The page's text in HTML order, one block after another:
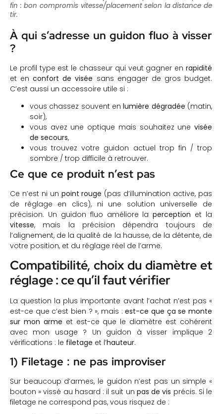
fin : bon compromis vitesse/placement selon la distance de
tir.
À qui s’adresse un guidon fluo à visser
?
Le profil type est le chasseur qui veut gagner en rapidité
et enconfort de visée sans engager de gros budget.
C’est aussi un accessoire utile si :
vous chassez souvent enlumière dégradée (matin,
soir),
vous avez une optique mais souhaitez une visée
de secours,
vous trouvez votre guidon actuel trop fin / trop
sombre / trop difficile à retrouver.
Ce que ce produit n’est pas
Ce n’est ni un point rouge (pas d’illumination active, pas
de réglage en clics), ni une solution universelle de
précision. Un guidon fluo améliore laperception et la
vitesse, mais la précision dépendra toujours de
l’alignement, de la qualité de la hausse, de la détente, de
votre position, et du réglage réel de l’arme.
Compatibilité, choix du diamètre et
réglage : ce qu’il faut vérifier
La question la plus importante avant l’achat n’est pas «
est-ce que c’est bien ? », mais :est-ce que ça se monte
sur mon arme et est-ce que le diamètre est cohérent
avec mon usage ? Un guidon à visser implique 2
vérifications : le filetage et l’hauteur.
1) Filetage : ne pas improviser
Sur beaucoup d’armes, le guidon n’est pas un simple «
bouton » vissé au hasard : il suit un pas de vis précis. Si le
filetage ne correspond pas, vous risquez de :